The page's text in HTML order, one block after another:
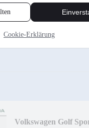
Cookie-Erklärung
Volkswagen Golf